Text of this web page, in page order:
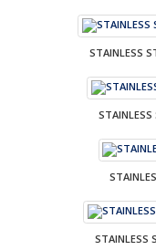
STAINLESS
STAINLESS
STAINLESS